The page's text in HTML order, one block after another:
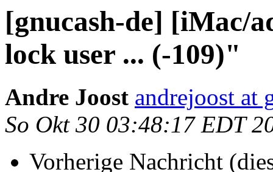
[gnucash-de] [iMac/
lock user ... (-109)"
Andre Joost andrejoost at
So Okt 30 03:48:17 EDT
Vorherige Nachricht